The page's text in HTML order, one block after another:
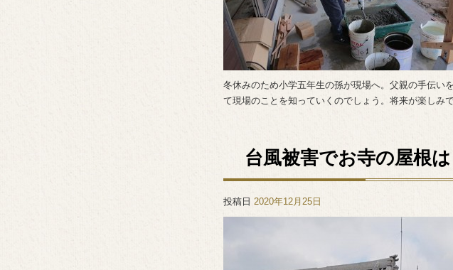
冬休みのため小学五年生の孫が現場へ。父親の手伝い
て現場のことを知っていくのでしょう。将来が楽しみで
台風被害でお寺の屋根は
投稿日 2020年12月25日